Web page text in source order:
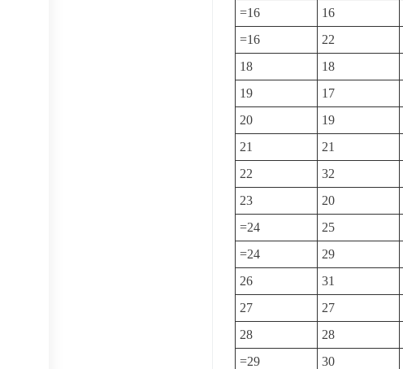
=16
16
=16
22
18
18
19
17
20
19
21
21
22
32
23
20
=24
25
=24
29
26
31
27
27
28
28
=29
30